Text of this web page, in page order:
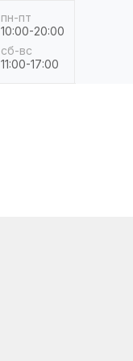
пн-пт
сб-вс
10:00-20:00
11:00-17:00